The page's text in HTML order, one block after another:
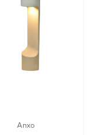
Anxo